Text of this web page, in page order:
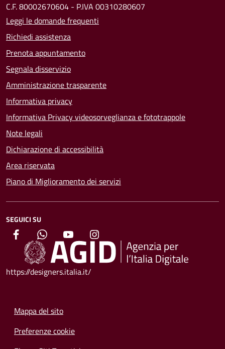
C.F. 80002670604 - P.IVA 00310280607
Leggi le domande frequenti
Richiedi assistenza
Prenota appuntamento
Segnala disservizio
Amministrazione trasparente
Informativa privacy
Informativa Privacy videosorveglianza e fototrappole
Note legali
Dichiarazione di accessibilità
Area riservata
Piano di Miglioramento dei servizi
SEGUICI SU
https://designers.italia.it/
Mappa del sito
Preferenze cookie